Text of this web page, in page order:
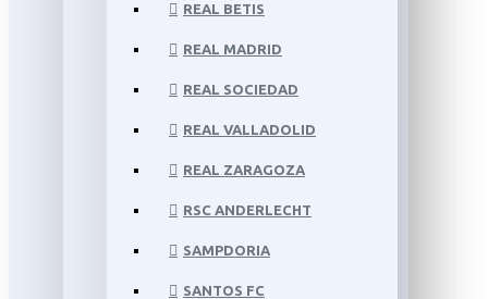
REAL BETIS
REAL MADRID
REAL SOCIEDAD
REAL VALLADOLID
REAL ZARAGOZA
RSC ANDERLECHT
SAMPDORIA
SANTOS FC